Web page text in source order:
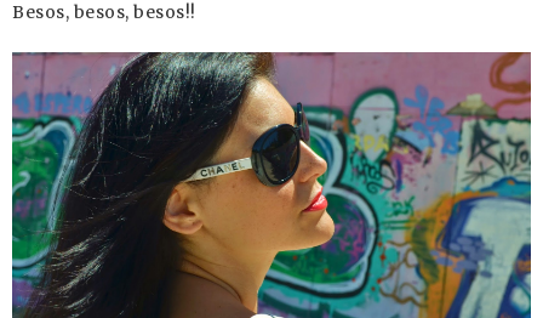
Besos, besos, besos!!